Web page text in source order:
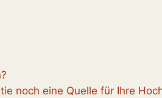
noch eine Quelle für Ihre